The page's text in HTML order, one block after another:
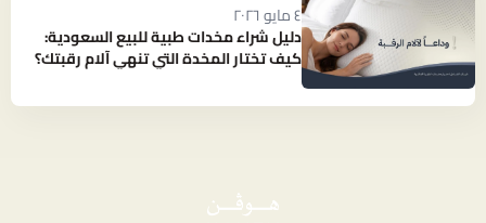
٤ مايو ٢٠٢٦
دليل شراء مخدات طبية للبيع السعودية:
كيف تختار المخدة التي تنهي آلام رقبتك؟